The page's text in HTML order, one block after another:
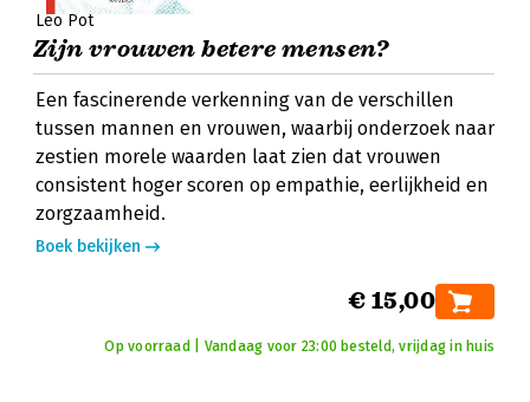
Leo Pot
Zijn vrouwen betere mensen?
Een fascinerende verkenning van de verschillen
tussen mannen en vrouwen, waarbij onderzoek naar
zestien morele waarden laat zien dat vrouwen
consistent hoger scoren op empathie, eerlijkheid en
zorgzaamheid.
Boek bekijken
€ 15,00
Op voorraad | Vandaag voor 23:00 besteld, vrijdag in huis